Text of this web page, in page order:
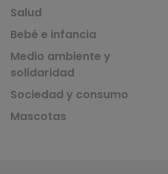
Salud
Bebé e infancia
Medio ambiente y
solidaridad
Sociedad y consumo
Mascotas